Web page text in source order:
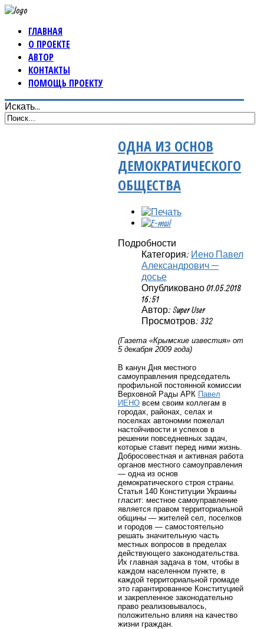
ГЛАВНАЯ
О ПРОЕКТЕ
АВТОР
КОНТАКТЫ
ПОМОЩЬ ПРОЕКТУ
Искать...
ОДНА ИЗ ОСНОВ
ДЕМОКРАТИЧЕСКОГО
ОБЩЕСТВА
Подробности
Категория: Иено Павел
Александрович —
досье
Опубликовано 01.05.2018
16:51
Автор: Super User
Просмотров: 332
(Газета «Крымские известия» от
5 декабря 2009 года)
В канун Дня местного
самоуправления председатель
профильной постоянной комиссии
Верховной Рады АРК Павел
ИЕНО всем своим коллегам в
городах, районах, селах и
поселках автономии пожелал
настойчивости и успехов в
решении повседневных задач,
которые ставит перед ними жизнь.
Добросовестная и активная работа
органов местного самоуправления
— одна из основ
демократического строя страны.
Статья 140 Конституции Украины
гласит: местное самоуправление
является правом территориальной
общины — жителей сел, поселков
и городов — самостоятельно
решать значительную часть
местных вопросов в пределах
действующего законодательства.
Их главная задача в том, чтобы в
каждом населенном пункте, в
каждой территориальной громаде
это гарантированное Конституцией
и закрепленное законодательно
право реализовывалось,
положительно влияя на качество
жизни граждан.